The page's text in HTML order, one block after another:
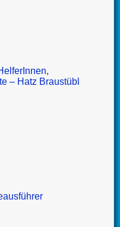
– Hatz Braustübl